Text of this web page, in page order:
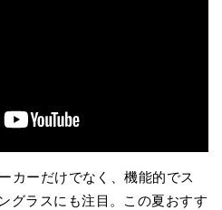
カーだけでなく、機能的でス
グラスにも注目。この夏おすす